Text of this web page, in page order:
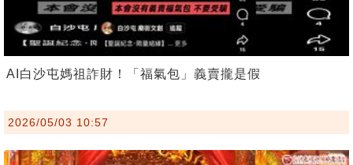
AI白沙屯媽祖詐財！「福氣包」義賣攏是假
2026/05/03 10:57